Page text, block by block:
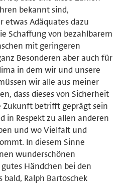
bekannt sind,
etwas Adäquates dazu
Schaffung von bezahlbarem
mit geringeren
Besonderen aber auch für
in dem wir und unsere
wir alle aus meiner
dass dieses von Sicherheit
Zukunft betrifft geprägt sein
in Respekt zu allen anderen
und wo Vielfalt und
In diesem Sinne
wunderschönen
Händchen bei den
bald, Ralph Bartoschek